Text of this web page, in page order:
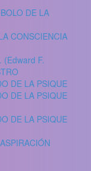
DE LA
CONSCIENCIA
(Edward F.
DE LA PSIQUE
DE LA PSIQUE
DE LA PSIQUE